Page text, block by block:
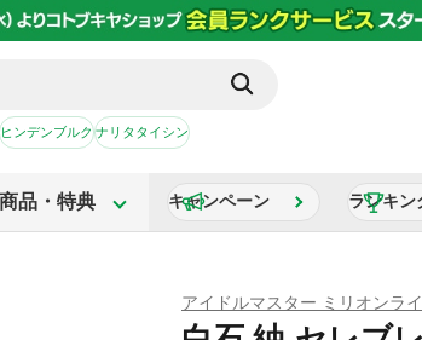
ヒンデンブルクナリタタイシン
品・特典 キャンペーン ランキン
アイドルマスター ミリオンラ